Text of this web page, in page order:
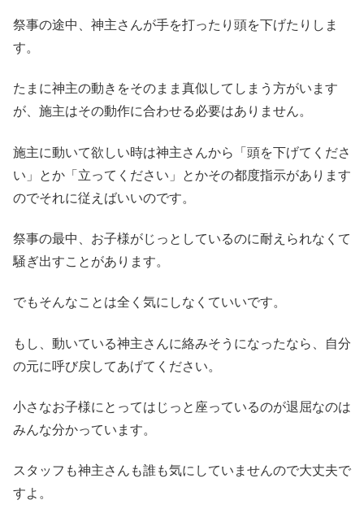
祭事の途中、神主さんが手を打ったり頭を下げたりしま
す。
たまに神主の動きをそのまま真似してしまう方がいます
が、施主はその動作に合わせる必要はありません。
施主に動いて欲しい時は神主さんから「頭を下げてくださ
い」とか「立ってください」とかその都度指示があります
のでそれに従えばいいのです。
祭事の最中、お子様がじっとしているのに耐えられなくて
騒ぎ出すことがあります。
でもそんなことは全く気にしなくていいです。
もし、動いている神主さんに絡みそうになったなら、自分
の元に呼び戻してあげてください。
小さなお子様にとってはじっと座っているのが退屈なのは
みんな分かっています。
スタッフも神主さんも誰も気にしていませんので大丈夫で
すよ。